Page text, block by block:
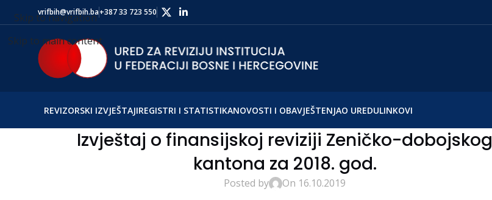
Skip to navigation
Skip to main content
vrifbih@vrifbih.ba+387 33 723 550
REVIZORSKI IZVJEŠTAJIREGISTRI I STATISTIKANOVOSTI I OBAVJEŠTENJAO UREDULINKOVI
Izvještaj o finansijskoj reviziji Zeničko-dobojskog
kantona za 2018. god.
Posted by On 16.10.2019